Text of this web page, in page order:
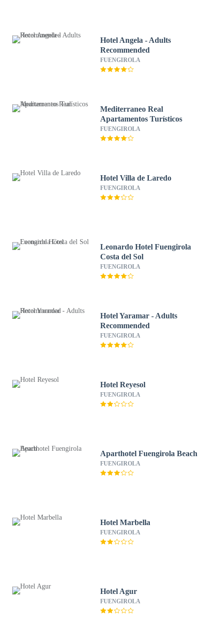
Hotel Angela - Adults
Recommended
FUENGIROLA
Mediterraneo Real
Apartamentos Turísticos
FUENGIROLA
Hotel Villa de Laredo
FUENGIROLA
Leonardo Hotel Fuengirola
Costa del Sol
FUENGIROLA
Hotel Yaramar - Adults
Recommended
FUENGIROLA
Hotel Reyesol
FUENGIROLA
Aparthotel Fuengirola Beach
FUENGIROLA
Hotel Marbella
FUENGIROLA
Hotel Agur
FUENGIROLA